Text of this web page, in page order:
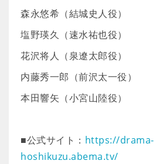
森永悠希（結城史人役）
塩野瑛久（速水祐也役）
花沢将人（泉遼太郎役）
内藤秀一郎（前沢太一役）
本田響矢（小宮山陸役）
■公式サイト： https://drama-
hoshikuzu.abema.tv/